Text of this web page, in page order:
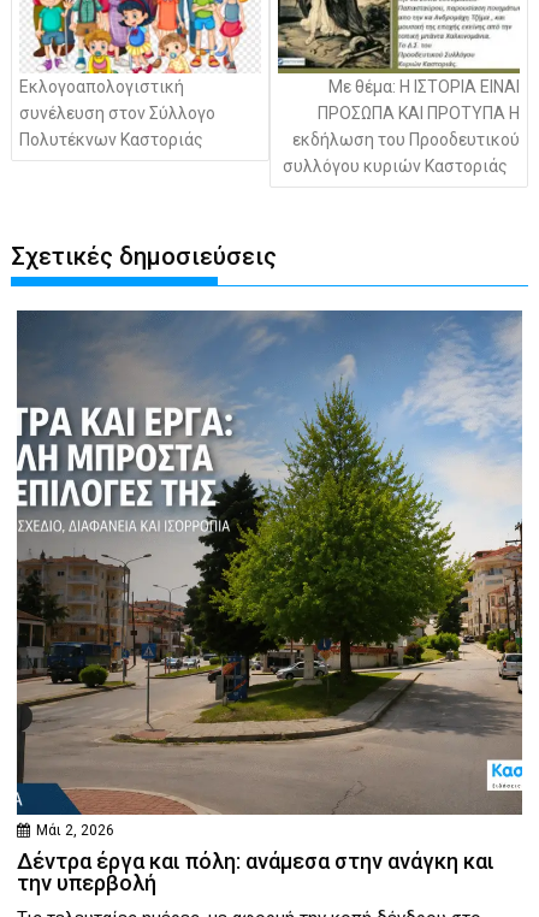
Εκλογοαπολογιστική
συνέλευση στον Σύλλογο
Πολυτέκνων Καστοριάς
Με θέμα: Η ΙΣΤΟΡΙΑ ΕΙΝΑΙ
ΠΡΟΣΩΠΑ ΚΑΙ ΠΡΟΤΥΠΑ Η
εκδήλωση του Προοδευτικού
συλλόγου κυριών Καστοριάς
Σχετικές δημοσιεύσεις
Μάι 2, 2026
Δέντρα έργα και πόλη: ανάμεσα στην ανάγκη και
την υπερβολή